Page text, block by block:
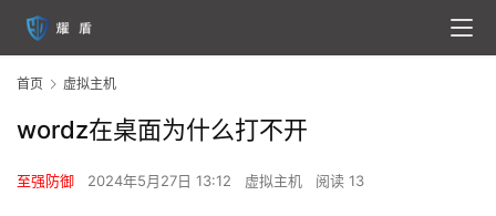
首页 虚拟主机
wordz在桌面为什么打不开
至强防御 2024年5月27日 13:12 虚拟主机 阅读 13